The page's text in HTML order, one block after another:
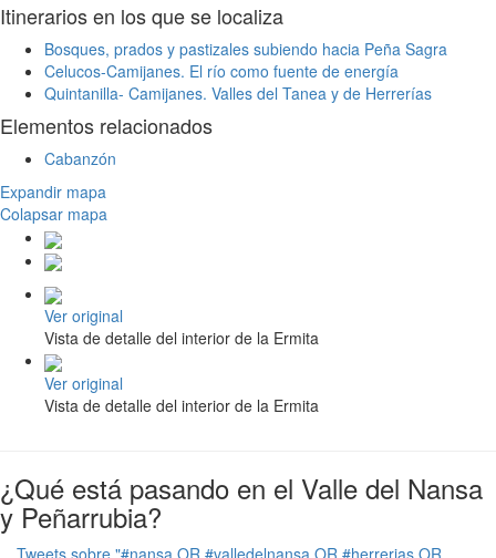
Itinerarios en los que se localiza
Bosques, prados y pastizales subiendo hacia Peña Sagra
Celucos-Camijanes. El río como fuente de energía
Quintanilla- Camijanes. Valles del Tanea y de Herrerías
Elementos relacionados
Cabanzón
Expandir mapa
Colapsar mapa
Ver original
Vista de detalle del interior de la Ermita
Ver original
Vista de detalle del interior de la Ermita
¿Qué está pasando en el Valle del Nansa
y Peñarrubia?
Tweets sobre "#nansa OR #valledelnansa OR #herrerias OR